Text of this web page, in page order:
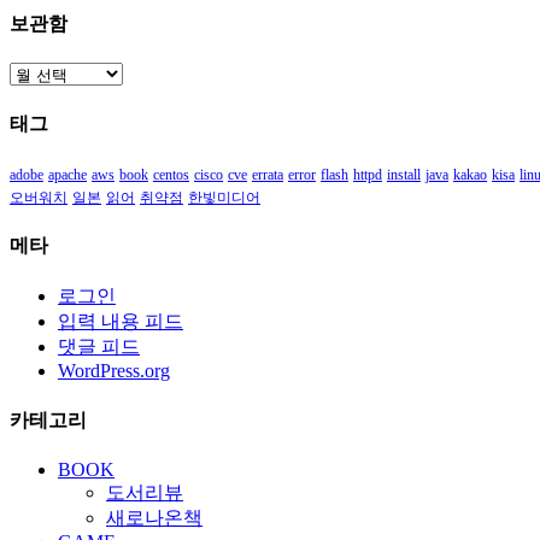
보관함
보
함
태그
adobe apache aws book centos cisco cve errata error flash httpd install java kakao kisa
오버워치 일본 읽어 취약점 한빛미디어
메타
로그인
입력 내용 피드
댓글 피드
WordPress.org
카테고리
BOOK
도서리뷰
새로나온책